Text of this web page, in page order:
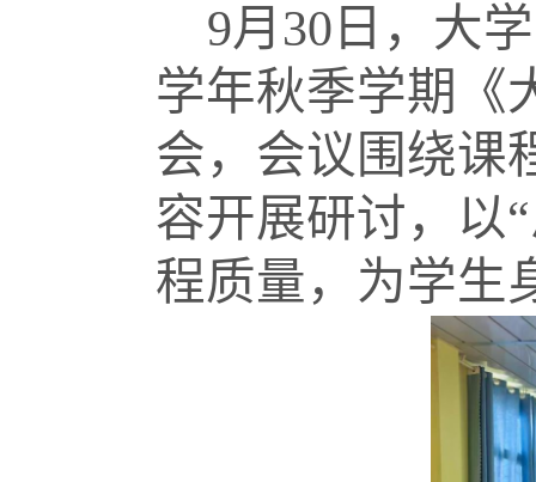
9月30日，大
学年秋季学期《
会，会议围绕课
容开展研讨，以
程质量，为学生